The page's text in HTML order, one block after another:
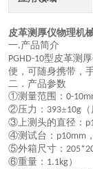
皮革测厚仪物理机
一.产品简介
PGHD-10型皮革测
便，可随身携带，
二．产品参数
①测量范围： 0-
②压力： 393±10g
③上测头的直径：
④测试台： p10mm
⑤外箱尺寸：
⑥重量： 1.1kg）